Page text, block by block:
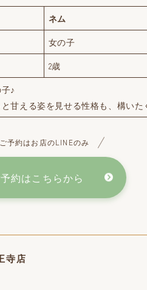
ネム
女の子
2歳
♪
甘える姿を見せる性格も、構いた
ご予約はお店のLINEのみ
約はこちらから
寺店